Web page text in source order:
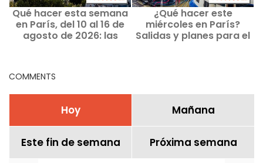
Qué hacer esta semana
en París, del 10 al 16 de
agosto de 2026: las
¿Qué hacer este
miércoles en París?
Salidas y planes para el
COMMENTS
Hoy Mañana
Este fin de semana Próxima semana